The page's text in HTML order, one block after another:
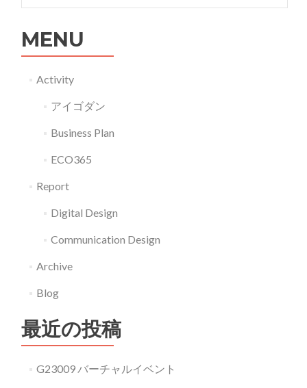
MENU
Activity
アイゴダン
Business Plan
ECO365
Report
Digital Design
Communication Design
Archive
Blog
最近の投稿
G23009 バーチャルイベント